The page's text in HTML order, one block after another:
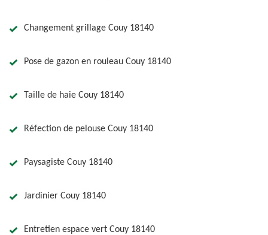
Changement grillage Couy 18140
Pose de gazon en rouleau Couy 18140
Taille de haie Couy 18140
Réfection de pelouse Couy 18140
Paysagiste Couy 18140
Jardinier Couy 18140
Entretien espace vert Couy 18140